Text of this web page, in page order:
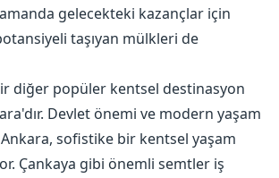
gelecekteki kazançlar için
taşıyan mülkleri de
diğer popüler kentsel destinasyon
Devlet önemi ve modern yaşam
Ankara, sofistike bir kentsel yaşam
Çankaya gibi önemli semtler iş